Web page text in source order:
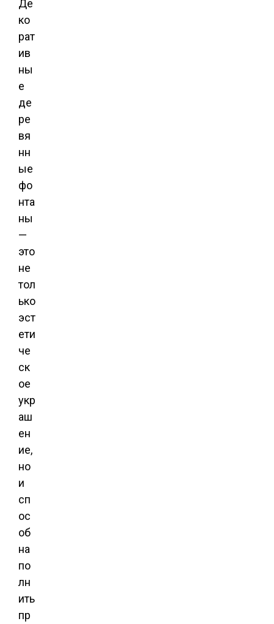
Де
ко
рат
ив
ны
е
де
ре
вя
нн
ые
фо
нта
ны
—
это
не
тол
ько
эст
ети
че
ск
ое
укр
аш
ен
ие,
но
и
сп
ос
об
на
по
лн
ить
пр